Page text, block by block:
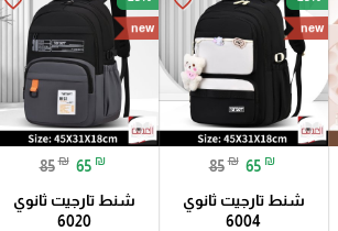
new
85 ₪ 65 ₪
شنط تارجيت ثانوي
6004
new
85 ₪ 65 ₪
شنط تارجيت ثانوي
6020